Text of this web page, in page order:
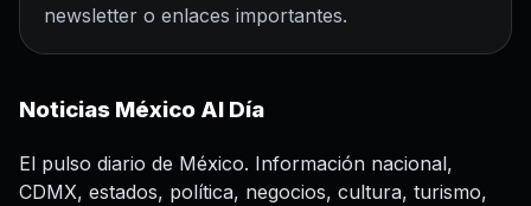
newsletter o enlaces importantes.
Noticias México Al Día
El pulso diario de México. Información nacional,
CDMX, estados, política, negocios, cultura, turismo,